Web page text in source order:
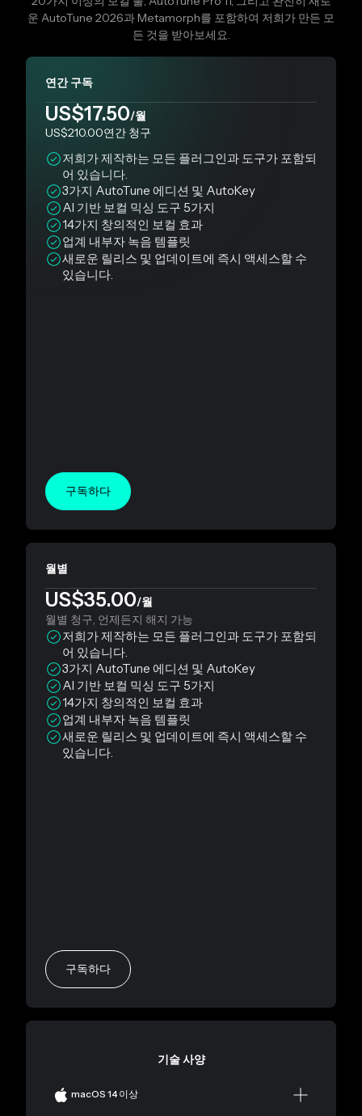
운 AutoTune 2026과 Metamorph를 포함하여 저희가 만든 모
든 것을 받아보세요.
연간 구독
US$17.50/월
US$210.00연간 청구
저희가 제작하는 모든 플러그인과 도구가 포함되
어 있습니다.
3가지 AutoTune 에디션 및 AutoKey
AI 기반 보컬 믹싱 도구 5가지
14가지 창의적인 보컬 효과
업계 내부자 녹음 템플릿
새로운 릴리스 및 업데이트에 즉시 액세스할 수
있습니다.
구독하다
월별
US$35.00/월
월별 청구, 언제든지 해지 가능
저희가 제작하는 모든 플러그인과 도구가 포함되
어 있습니다.
3가지 AutoTune 에디션 및 AutoKey
AI 기반 보컬 믹싱 도구 5가지
14가지 창의적인 보컬 효과
업계 내부자 녹음 템플릿
새로운 릴리스 및 업데이트에 즉시 액세스할 수
있습니다.
구독하다
기술 사양
macOS 14 이상